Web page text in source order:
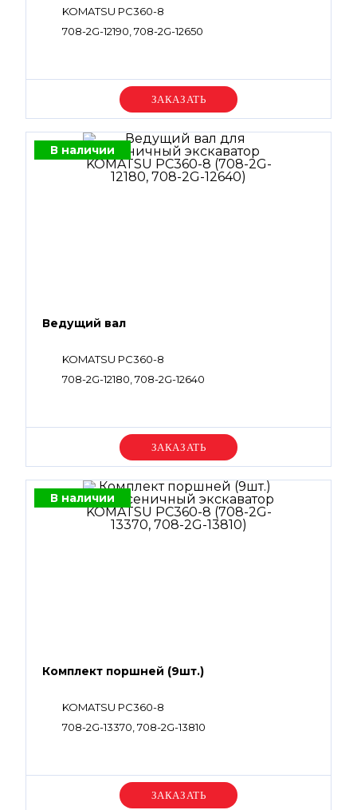
KOMATSU PC360-8
708-2G-12190, 708-2G-12650
Уточняйте цену
В наличии
Ведущий вал
KOMATSU PC360-8
708-2G-12180, 708-2G-12640
Уточняйте цену
В наличии
Комплект поршней (9шт.)
KOMATSU PC360-8
708-2G-13370, 708-2G-13810
Уточняйте цену